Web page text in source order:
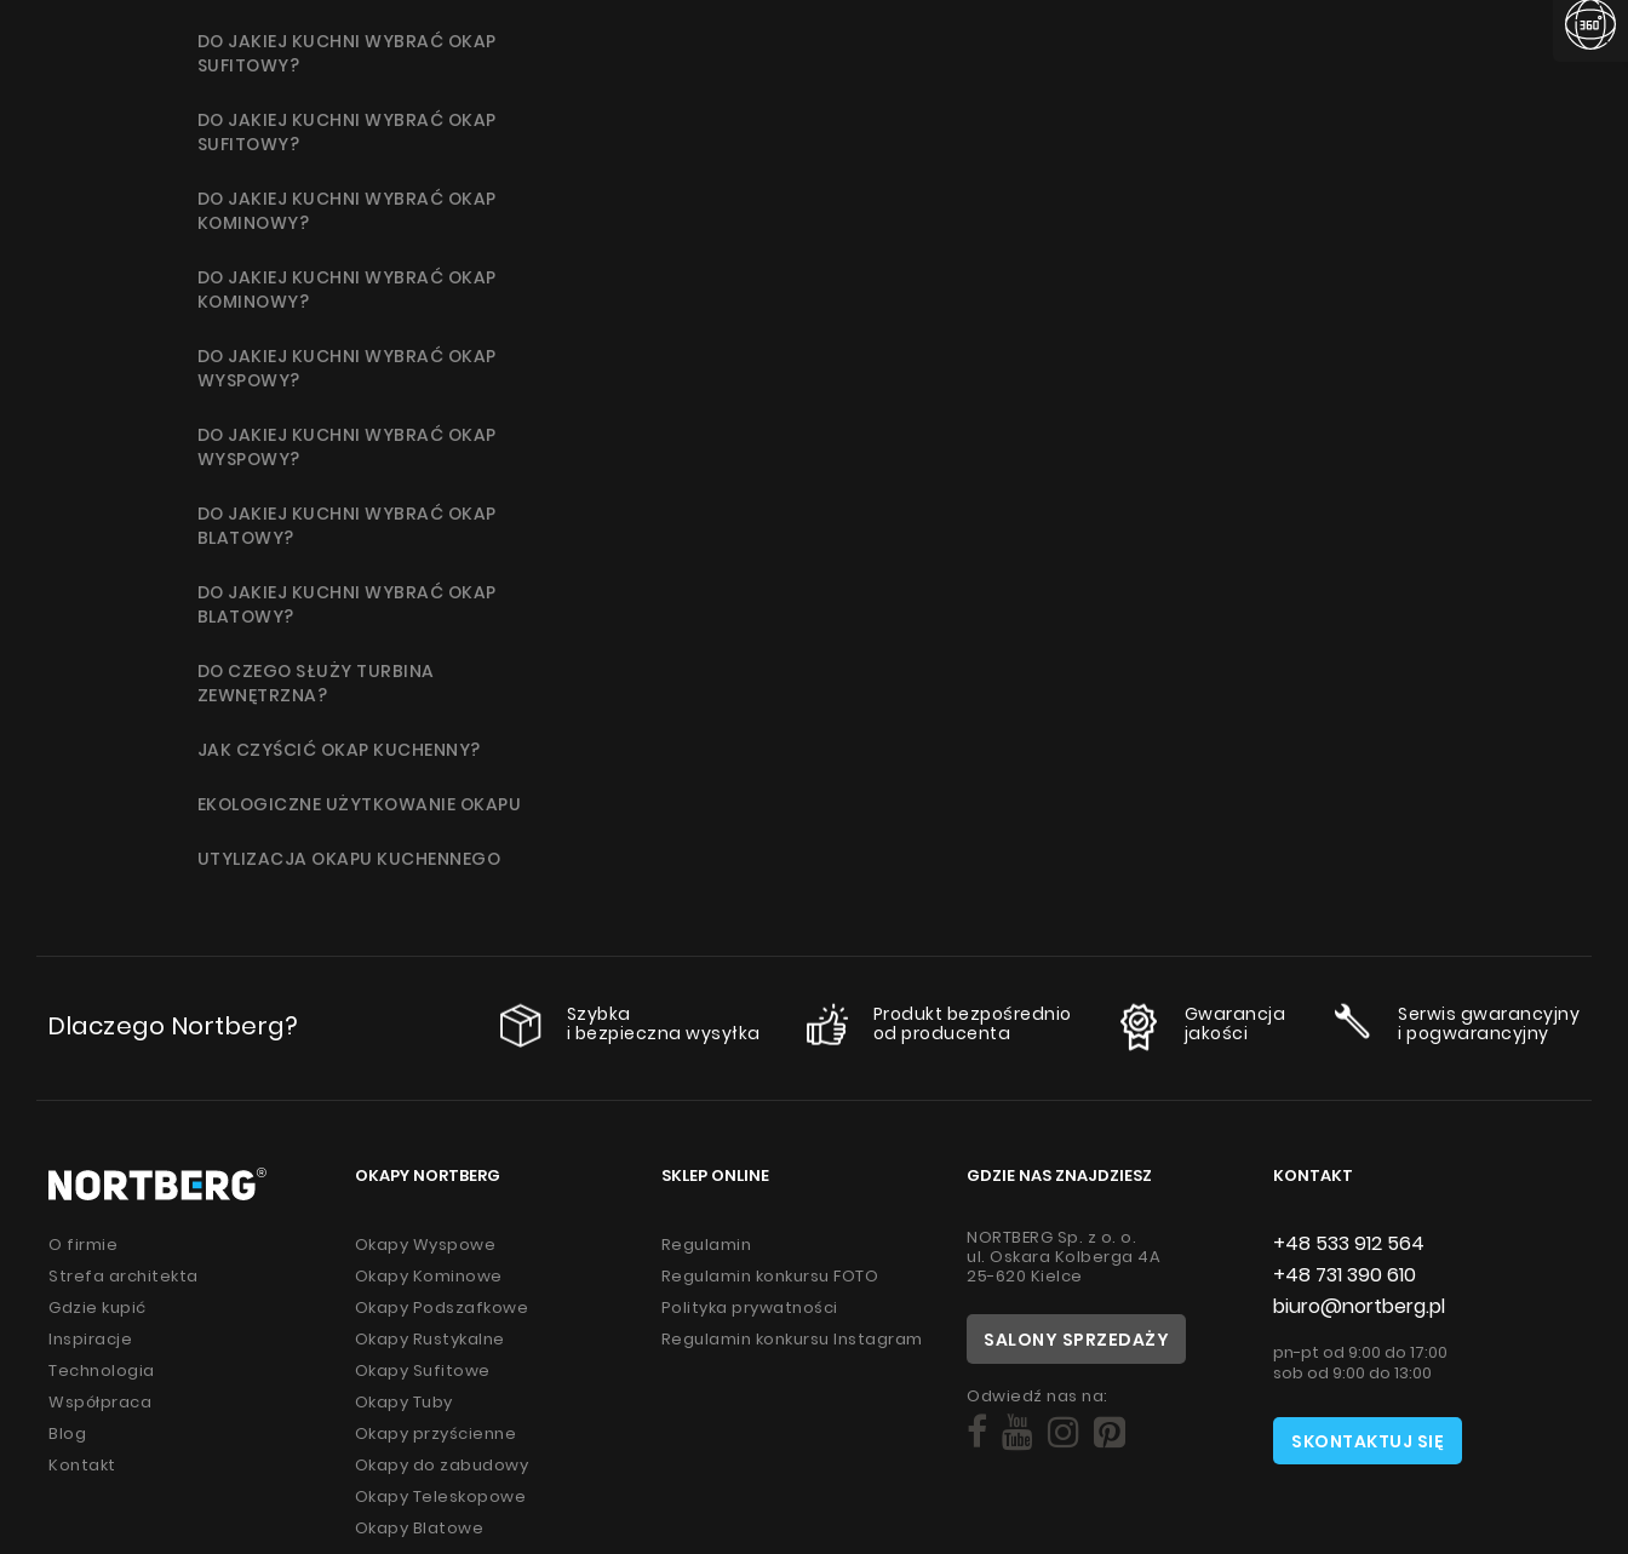
DO JAKIEJ KUCHNI WYBRAĆ OKAP
SUFITOWY?
DO JAKIEJ KUCHNI WYBRAĆ OKAP
SUFITOWY?
DO JAKIEJ KUCHNI WYBRAĆ OKAP
KOMINOWY?
DO JAKIEJ KUCHNI WYBRAĆ OKAP
KOMINOWY?
DO JAKIEJ KUCHNI WYBRAĆ OKAP
WYSPOWY?
DO JAKIEJ KUCHNI WYBRAĆ OKAP
WYSPOWY?
DO JAKIEJ KUCHNI WYBRAĆ OKAP
BLATOWY?
DO JAKIEJ KUCHNI WYBRAĆ OKAP
BLATOWY?
DO CZEGO SŁUŻY TURBINA
ZEWNĘTRZNA?
JAK CZYŚCIĆ OKAP KUCHENNY?
EKOLOGICZNE UŻYTKOWANIE OKAPU
UTYLIZACJA OKAPU KUCHENNEGO
Dlaczego Nortberg?
Szybka
i bezpieczna wysyłka
Produkt bezpośrednio
od producenta
Gwarancja
jakości
Serwis gwarancyjny
i pogwarancyjny
O firmie
Strefa architekta
Gdzie kupić
Inspiracje
Technologia
Współpraca
Blog
Kontakt
OKAPY NORTBERG
Okapy Wyspowe
Okapy Kominowe
Okapy Podszafkowe
Okapy Rustykalne
Okapy Sufitowe
Okapy Tuby
Okapy przyścienne
Okapy do zabudowy
Okapy Teleskopowe
Okapy Blatowe
SKLEP ONLINE
Regulamin
Regulamin konkursu FOTO
Polityka prywatności
Regulamin konkursu Instagram
GDZIE NAS ZNAJDZIESZ
NORTBERG Sp. z o. o.
ul. Oskara Kolberga 4A
25-620 Kielce
SALONY SPRZEDAŻY
Odwiedź nas na:
KONTAKT
+48 533 912 564
+48 731 390 610
biuro@nortberg.pl
pn-pt od 9:00 do 17:00
sob od 9:00 do 13:00
SKONTAKTUJ SIĘ